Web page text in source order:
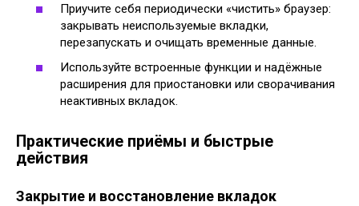
Приучите себя периодически «чистить» браузер:
закрывать неиспользуемые вкладки,
перезапускать и очищать временные данные.
Используйте встроенные функции и надёжные
расширения для приостановки или сворачивания
неактивных вкладок.
Практические приёмы и быстрые
действия
Закрытие и восстановление вкладок